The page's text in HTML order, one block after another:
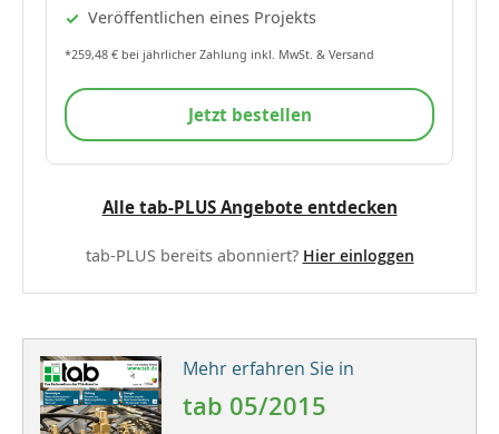
Veröffentlichen eines Projekts
*259,48 € bei jährlicher Zahlung inkl. MwSt. & Versand
Jetzt bestellen
Alle tab-PLUS Angebote entdecken
tab-PLUS bereits abonniert? Hier einloggen
Mehr erfahren Sie in
tab 05/2015